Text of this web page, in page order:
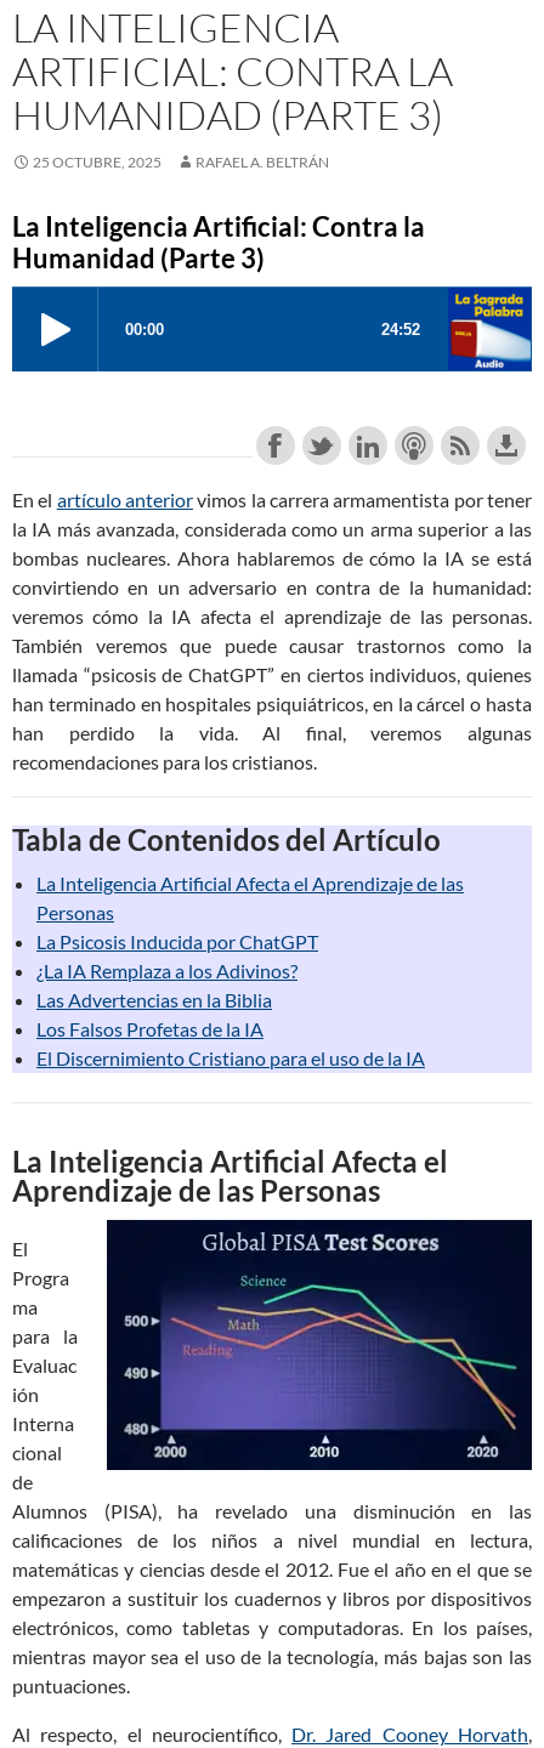
LA INTELIGENCIA
ARTIFICIAL: CONTRA LA
HUMANIDAD (PARTE 3)
25 OCTUBRE, 2025 RAFAEL A. BELTRÁN
La Inteligencia Artificial: Contra la
Humanidad (Parte 3)
En el artículo anteriorvimos la carrera armamentista por tener
la IA más avanzada, considerada como un arma superior a las
bombas nucleares. Ahora hablaremos de cómo la IA se está
convirtiendo en un adversario en contra de la humanidad:
veremos cómo la IA afecta el aprendizaje de las personas.
También veremos que puede causar trastornos como la
llamada “psicosis de ChatGPT” en ciertos individuos, quienes
han terminado en hospitales psiquiátricos, en la cárcel o hasta
han perdido la vida. Al final, veremos algunas
recomendaciones para los cristianos.
Tabla de Contenidos del Artículo
La Inteligencia Artificial Afecta el Aprendizaje de las
Personas
La Psicosis Inducida por ChatGPT
¿La IA Remplaza a los Adivinos?
Las Advertencias en la Biblia
Los Falsos Profetas de la IA
El Discernimiento Cristiano para el uso de la IA
La Inteligencia Artificial Afecta el
Aprendizaje de las Personas
El
Progra
ma
para la
Evaluac
ión
Interna
cional
de
Alumnos (PISA), ha revelado una disminución en las
calificaciones de los niños a nivel mundial en lectura,
matemáticas y ciencias desde el 2012. Fue el año en el que se
empezaron a sustituir los cuadernos y libros por dispositivos
electrónicos, como tabletas y computadoras. En los países,
mientras mayor sea el uso de la tecnología, más bajas son las
puntuaciones.
Al respecto, el neurocientífico, Dr. Jared Cooney Horvath,